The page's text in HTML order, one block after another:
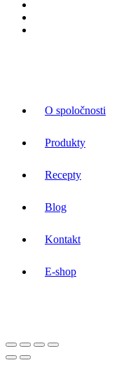
O spoločnosti
Produkty
Recepty
Blog
Kontakt
E-shop